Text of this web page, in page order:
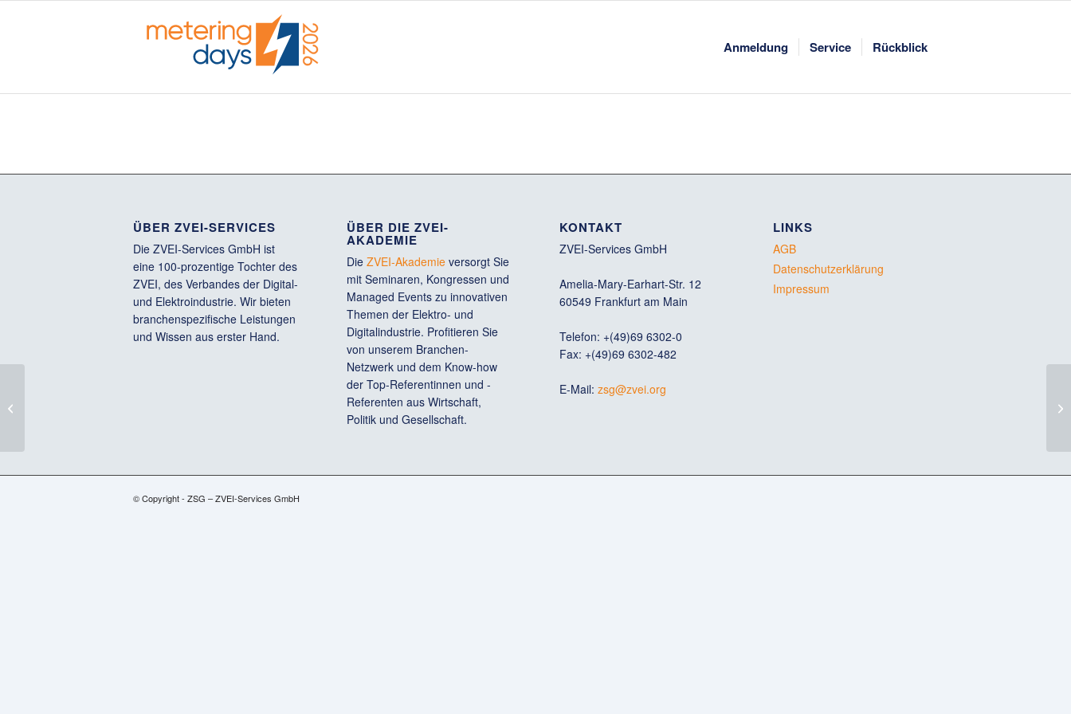
Anmeldung Service Rückblick
ÜBER ZVEI-SERVICES
Die ZVEI-Services GmbH ist
eine 100-prozentige Tochter des
ZVEI, des Verbandes der Digital-
und Elektroindustrie. Wir bieten
branchenspezifische Leistungen
und Wissen aus erster Hand.
ÜBER DIE ZVEI-
AKADEMIE
Die ZVEI-Akademieversorgt Sie
mit Seminaren, Kongressen und
Managed Events zu innovativen
Themen der Elektro- und
Digitalindustrie. Profitieren Sie
von unserem Branchen-
Netzwerk und dem Know-how
der Top-Referentinnen und -
Referenten aus Wirtschaft,
Politik und Gesellschaft.
KONTAKT
ZVEI-Services GmbH
Amelia-Mary-Earhart-Str. 12
60549 Frankfurt am Main
Telefon: +(49)69 6302-0
Fax: +(49)69 6302-482
E-Mail:zsg@zvei.org
LINKS
AGB
Datenschutzerklärung
Impressum
© Copyright - ZSG – ZVEI-Services GmbH